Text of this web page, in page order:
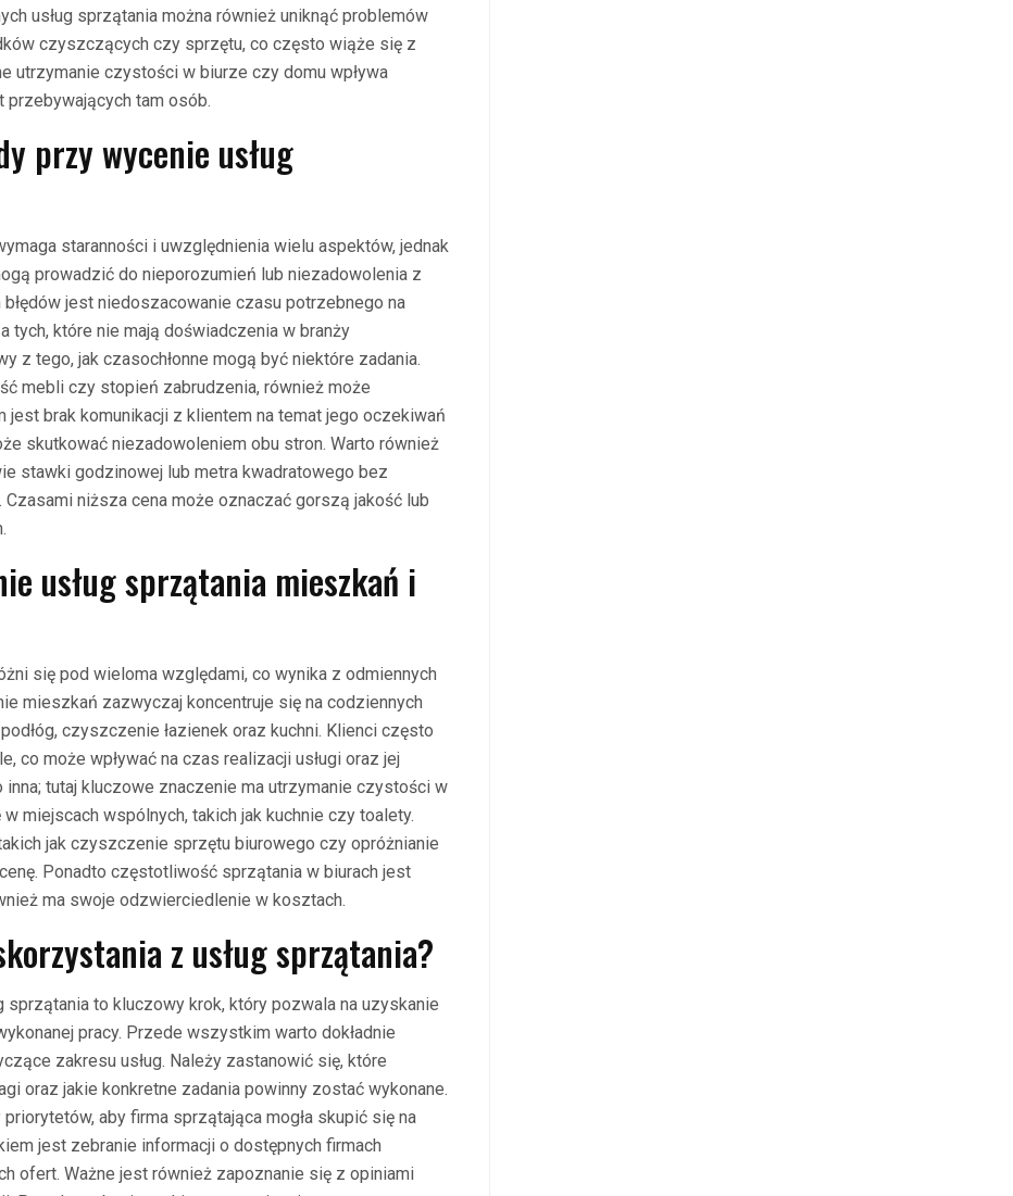
usług sprzątania można również uniknąć problemów
czyszczących czy sprzętu, co często wiąże się z
utrzymanie czystości w biurze czy domu wpływa
tam osób.
przy wycenie usług
staranności i uwzględnienia wielu aspektów, jednak
prowadzić do nieporozumień lub niezadowolenia z
jest niedoszacowanie czasu potrzebnego na
tych, które nie mają doświadczenia w branży
z tego, jak czasochłonne mogą być niektóre zadania.
mebli czy stopień zabrudzenia, również może
jest brak komunikacji z klientem na temat jego oczekiwań
skutkować niezadowoleniem obu stron. Warto również
stawki godzinowej lub metra kwadratowego bez
niższa cena może oznaczać gorszą jakość lub
usług sprzątania mieszkań i
się pod wieloma względami, co wynika z odmiennych
mieszkań zazwyczaj koncentruje się na codziennych
czyszczenie łazienek oraz kuchni. Klienci często
co może wpływać na czas realizacji usługi oraz jej
tutaj kluczowe znaczenie ma utrzymanie czystości w
miejscach wspólnych, takich jak kuchnie czy toalety.
jak czyszczenie sprzętu biurowego czy opróżnianie
Ponadto częstotliwość sprzątania w biurach jest
ma swoje odzwierciedlenie w kosztach.
z usług sprzątania?
to kluczowy krok, który pozwala na uzyskanie
pracy. Przede wszystkim warto dokładnie
zakresu usług. Należy zastanowić się, które
oraz jakie konkretne zadania powinny zostać wykonane.
aby firma sprzątająca mogła skupić się na
jest zebranie informacji o dostępnych firmach
ofert. Ważne jest również zapoznanie się z opiniami